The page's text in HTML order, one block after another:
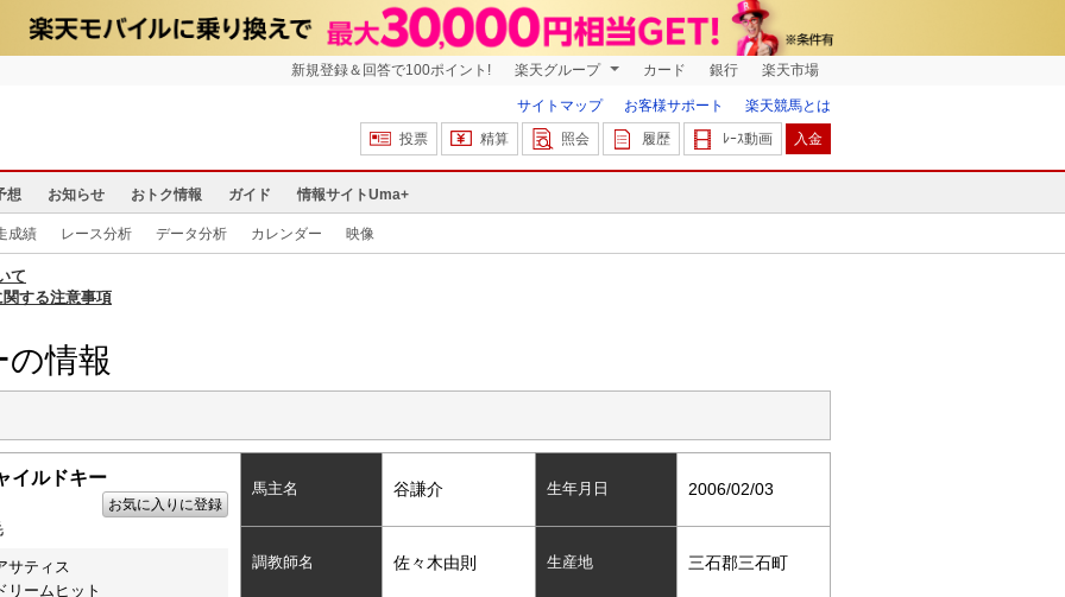
新規登録＆回答で100ポイント! 楽天グループ カード 銀行 楽天市場
サイトマップ お客様サポート
楽天競馬とは
投票
精算 照会 履歴 ﾚｰｽ動画 入金
想 お知らせ おトク情報 ガイド 情報サイトUma+
成績 レース分析 データ分析 カレンダー 映像
て
する注意事項
情報
イルドキー
お気に入りに登録
サティス
リームヒット
馬主名 谷謙介 生年月日 2006/02/03
調教師名 佐々木由則 生産地 三石郡三石町